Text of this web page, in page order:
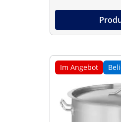
Im Angebot